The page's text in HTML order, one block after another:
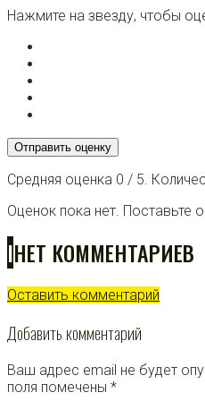
Нажмите на звезду, чтобы
Отправить оценку
Средняя оценка 0 / 5.
Оценок пока нет. Поставьте
IНЕТ КОММЕНТАРИЕВ
Оставить комментарий
Добавить комментарий
Ваш адрес email не будет
поля помечены *